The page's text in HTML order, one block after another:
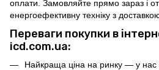
оплати. Замовляйте прямо зараз і
енергоефективну техніку з
Переваги покупки в
icd.com.ua:
Найкраща ціна на ринку — у нас